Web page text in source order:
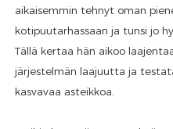
aikaisemmin tehnyt oman
kotipuutarhassaan ja tunsi jo
Tällä kertaa hän aikoo
järjestelmän laajuutta ja
kasvavaa asteikkoa.